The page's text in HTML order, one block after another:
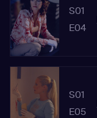
S01
E04
S01
E05